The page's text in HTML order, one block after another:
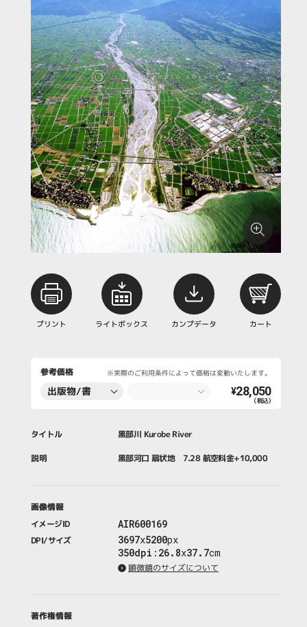
プリント ライトボックス カンプデータ カート
参考価格 ※実際のご利用条件によって価格は変動いたします。
出版物/書
¥28,050
（税込）
タイトル 黒部川 Kurobe River
説明 黒部河口 扇状地 7.28 航空料金+10,000
画像情報
イメージID
AIR600169
DPI/サイズ 3697x5200px
350dpi : 26.8x37.7cm
顕微鏡のサイズについて
著作権情報